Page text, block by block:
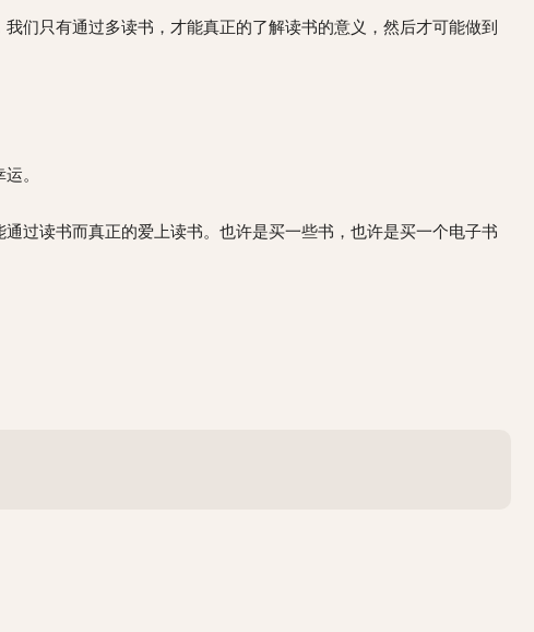
们只有通过多读书，才能真正的了解读书的意义，然后才可能做到
。
过读书而真正的爱上读书。也许是买一些书，也许是买一个电子书